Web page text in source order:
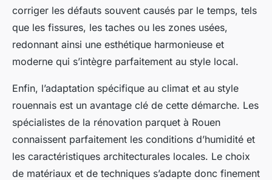
corriger les défauts souvent causés par le temps, tels
que les fissures, les taches ou les zones usées,
redonnant ainsi une esthétique harmonieuse et
moderne qui s’intègre parfaitement au style local.
Enfin, l’adaptation spécifique au climat et au style
rouennais est un avantage clé de cette démarche. Les
spécialistes de la rénovation parquet à Rouen
connaissent parfaitement les conditions d’humidité et
les caractéristiques architecturales locales. Le choix
de matériaux et de techniques s’adapte donc finement